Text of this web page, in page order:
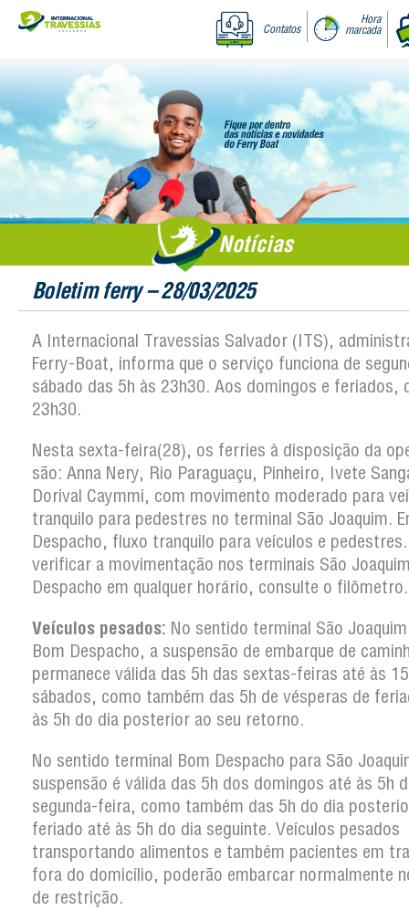
Contatos
Hora
marcada
Notícias
Boletim ferry – 28/03/2025
A Internacional Travessias Salvador (ITS),
Ferry-Boat, informa que o serviço funciona de
sábado das 5h às 23h30. Aos domingos e feriados,
23h30.
Nesta sexta-feira(28), os ferries à disposição da
são: Anna Nery, Rio Paraguaçu, Pinheiro, Ivete
Dorival Caymmi, com movimento moderado para
tranquilo para pedestres no terminal São Joaquim.
Despacho, fluxo tranquilo para veículos e
verificar a movimentação nos terminais São
Despacho em qualquer horário, consulte o filômetro.
Veículos pesados: No sentido terminal São
Bom Despacho, a suspensão de embarque de
permanece válida das 5h das sextas-feiras até às
sábados, como também das 5h de vésperas de
às 5h do dia posterior ao seu retorno.
No sentido terminal Bom Despacho para São
suspensão é válida das 5h dos domingos até às 5h
segunda-feira, como também das 5h do dia
feriado até às 5h do dia seguinte. Veículos pesados
transportando alimentos e também pacientes em
fora do domicílio, poderão embarcar normalmente
de restrição.